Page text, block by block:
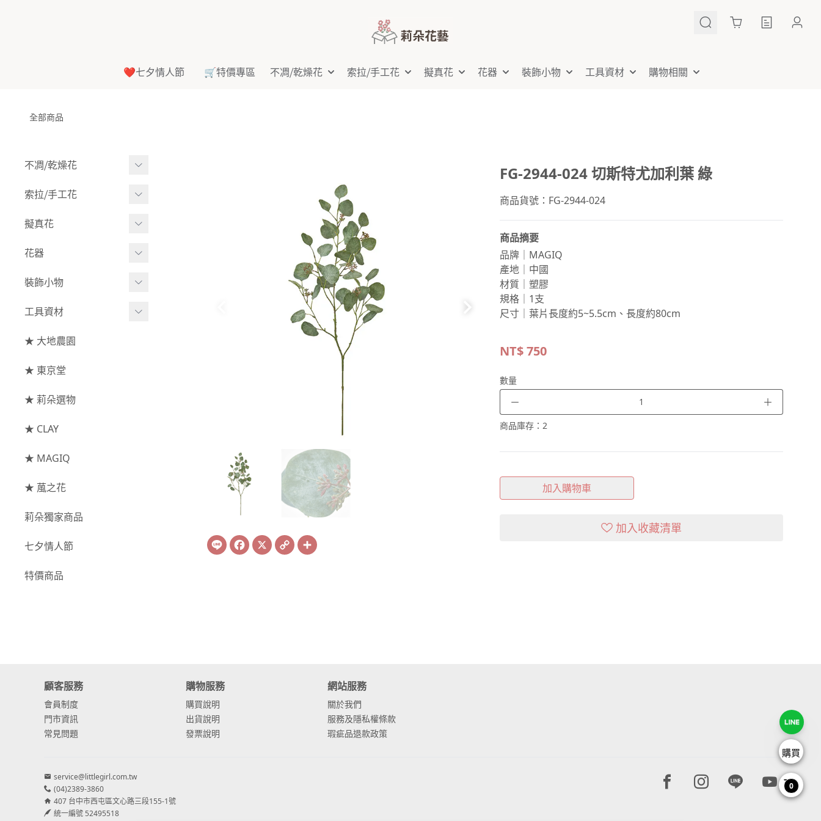
Cart
❤️七夕情人節 🛒特價專區 不凋⧸乾燥花 索拉⧸手工花 擬真花 花器 裝飾小物 工具資材 購物相關
全部商品
不凋⧸乾燥花
多色組合
- 其他
玫瑰
大玫瑰
- 迷你玫瑰
- 庭園玫瑰
- 其他玫瑰
主花
菊花
-
蘭花⧸大理花
康乃馨
- 日本繡球花
- 重瓣繡球花
- 其他繡球花
- 滿天星⧸木滿天星
- 黑種草⧸東方黑種
索拉⧸手工花
索拉花(有花莖)
- 莉朵獨家水染
- 大地農園
索拉花(僅花頭)
原色
擬真花
盆栽⧸成品
綜合花束
葉材⧸藤蔓
枝條
果實
花器
小型花器
中大型花器
捧花架⧸吊架
藤圈⧸注連繩
提籃
裝飾小物
裝飾⧸擺飾
花插
工具資材
工具⧸型錄
資材
★ 大地農園
★ 東京堂
★ 莉朵選物
★ CLAY
★ MAGIQ
★ 葻之花
莉朵獨家商品
七夕情人節
特價商品
Line Facebook
X Copy
Link
FG-2944-024 切斯特尤加利葉 綠
商品貨號：FG-2944-024
商品摘要
品牌｜MAGIQ
產地｜中國
材質｜塑膠
規格｜1支
尺寸｜葉片長度約5~5.5cm、長度約80cm
NT$750
數量
－ ＋
商品庫存： 2
加入購物車
加入收藏清單
顧客服務
會員制度
門市資訊
常見問題
購物服務
購買說明
出貨說明
發票說明
網站服務
關於我們
服務及隱私權條款
瑕疵品退款政策
service@littlegirl.com.tw
(04)2389-3860
407 台中市西屯區文心路三段155-1號
統一編號 52495518
Facebook page
Instagram page
Line pageYoutube
購買
0